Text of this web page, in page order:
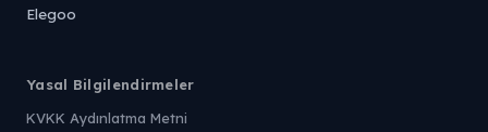
Elegoo
Yasal Bilgilendirmeler
KVKK Aydınlatma Metni